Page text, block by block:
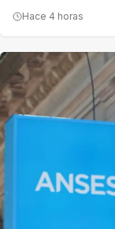
Hace 4 horas